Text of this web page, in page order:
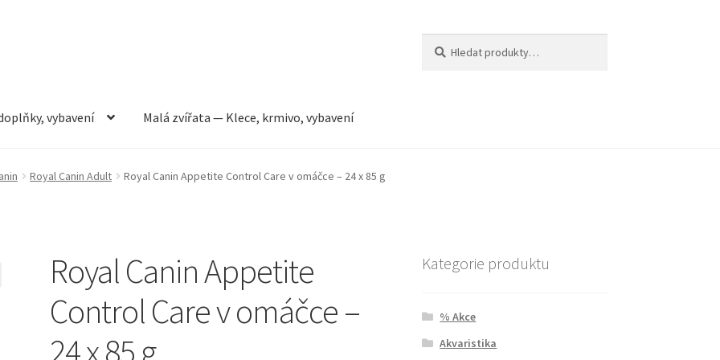
vybavení Malá zvířata — Klece, krmivo, vybavení
vybavení Můj účet Obchod PokladnaVše pro kočky
Royal Canin Adult Royal Canin Appetite Control Care v omáčce – 24 x 85 g
Royal Canin Appetite
Control Care v omáčce –
24 x 85 g
Kategorie produktu
% Akce
Akvaristika